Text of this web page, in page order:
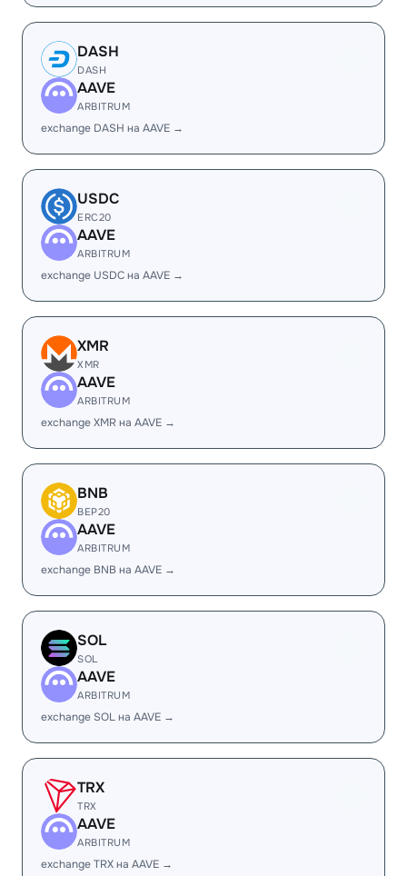
DASH
DASH
AAVE
ARBITRUM
exchange DASH на AAVE →
USDC
ERC20
AAVE
ARBITRUM
exchange USDC на AAVE →
XMR
XMR
AAVE
ARBITRUM
exchange XMR на AAVE →
BNB
BEP20
AAVE
ARBITRUM
exchange BNB на AAVE →
SOL
SOL
AAVE
ARBITRUM
exchange SOL на AAVE →
TRX
TRX
AAVE
ARBITRUM
exchange TRX на AAVE →